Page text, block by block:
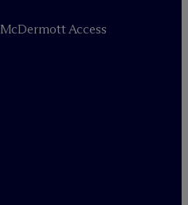
McDermott Access